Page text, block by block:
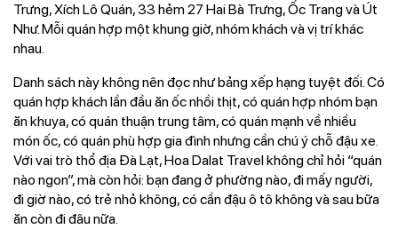
Trưng, Xích Lô Quán, 33 hẻm 27 Hai Bà Trưng, Ốc Trang và Út
Như. Mỗi quán hợp một khung giờ, nhóm khách và vị trí khác
nhau.
Danh sách này không nên đọc như bảng xếp hạng tuyệt đối. Có
quán hợp khách lần đầu ăn ốc nhồi thịt, có quán hợp nhóm bạn
ăn khuya, có quán thuận trung tâm, có quán mạnh về nhiều
món ốc, có quán phù hợp gia đình nhưng cần chú ý chỗ đậu xe.
Với vai trò thổ địa Đà Lạt, Hoa Dalat Travel không chỉ hỏi “quán
nào ngon”, mà còn hỏi: bạn đang ở phường nào, đi mấy người,
đi giờ nào, có trẻ nhỏ không, có cần đậu ô tô không và sau bữa
ăn còn đi đâu nữa.